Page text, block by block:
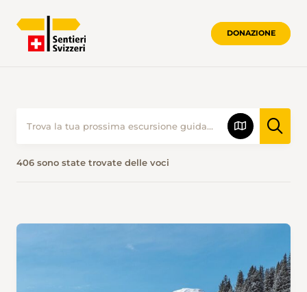
DONAZIONE
406 sono state trovate delle voci